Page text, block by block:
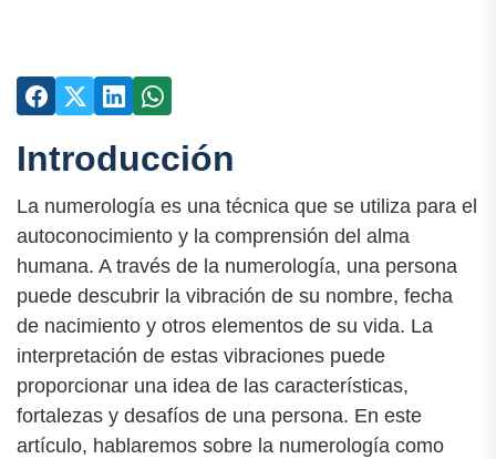
Introducción
La numerología es una técnica que se utiliza para el
autoconocimiento y la comprensión del alma
humana. A través de la numerología, una persona
puede descubrir la vibración de su nombre, fecha
de nacimiento y otros elementos de su vida. La
interpretación de estas vibraciones puede
proporcionar una idea de las características,
fortalezas y desafíos de una persona. En este
artículo, hablaremos sobre la numerología como